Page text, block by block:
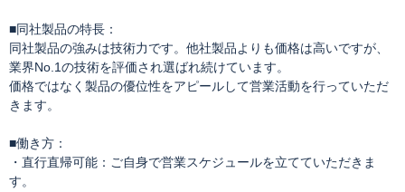
■同社製品の特長：
同社製品の強みは技術力です。他社製品よりも価格は高いですが、
業界No.1の技術を評価され選ばれ続けています。
価格ではなく製品の優位性をアピールして営業活動を行っていただ
きます。
■働き方：
・直行直帰可能：ご自身で営業スケジュールを立てていただきま
す。